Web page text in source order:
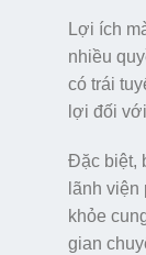
Lợi ích
nhiều
có trái
lợi đối
Đặc biệt,
lãnh
khỏe
gian